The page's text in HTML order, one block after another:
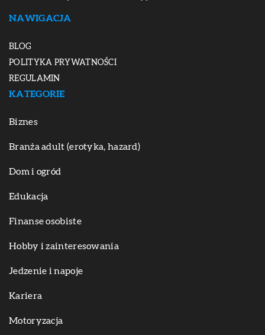
NAWIGACJA
BLOG
POLITYKA PRYWATNOŚCI
REGULAMIN
KATEGORIE
Biznes
Branża adult (erotyka, hazard)
Dom i ogród
Edukacja
Finanse osobiste
Hobby i zainteresowania
Jedzenie i napoje
Kariera
Motoryzacja